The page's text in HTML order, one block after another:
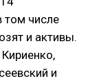
том числе
и активы.
и